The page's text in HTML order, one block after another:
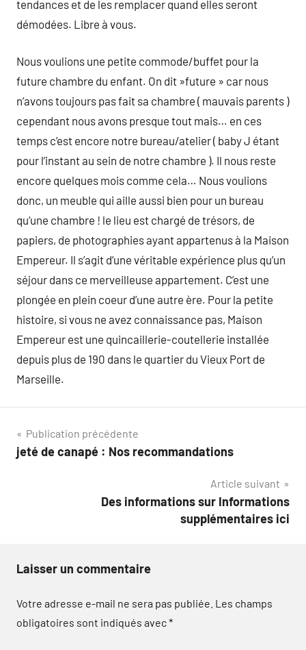
tendances et de les remplacer quand elles seront
démodées. Libre à vous.
Nous voulions une petite commode/buffet pour la
future chambre du enfant. On dit »future » car nous
n’avons toujours pas fait sa chambre ( mauvais parents )
cependant nous avons presque tout mais… en ces
temps c’est encore notre bureau/atelier ( baby J étant
pour l’instant au sein de notre chambre ). Il nous reste
encore quelques mois comme cela… Nous voulions
donc, un meuble qui aille aussi bien pour un bureau
qu’une chambre ! le lieu est chargé de trésors, de
papiers, de photographies ayant appartenus à la Maison
Empereur. Il s’agit d’une véritable expérience plus qu’un
séjour dans ce merveilleuse appartement. C’est une
plongée en plein coeur d’une autre ère. Pour la petite
histoire, si vous ne avez connaissance pas, Maison
Empereur est une quincaillerie-coutellerie installée
depuis plus de 190 dans le quartier du Vieux Port de
Marseille.
Navigation
de
Publication précédente
jeté de canapé : Nos recommandations
Article suivant
Des informations sur Informations
supplémentaires ici
Laisser un commentaire
Votre adresse e-mail ne sera pas publiée. Les champs
obligatoires sont indiqués avec*